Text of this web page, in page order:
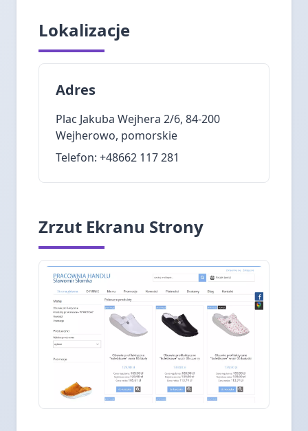
Lokalizacje
Adres
Plac Jakuba Wejhera 2/6, 84-200
Wejherowo, pomorskie
Telefon: +48662 117 281
Zrzut Ekranu Strony